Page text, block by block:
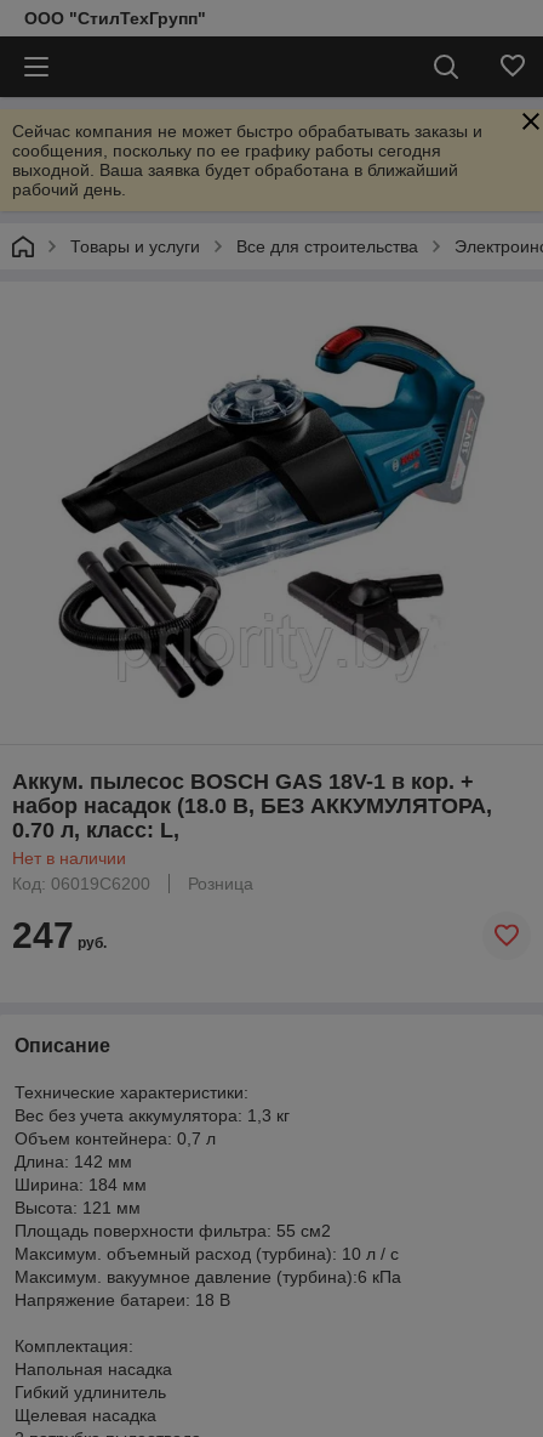
ООО "СтилТехГрупп"
Сейчас компания не может быстро обрабатывать заказы и
сообщения, поскольку по ее графику работы сегодня
выходной. Ваша заявка будет обработана в ближайший
рабочий день.
Товары и услуги Все для строительства
Аккум. пылесос BOSCH GAS 18V-1 в кор. +
набор насадок (18.0 В, БЕЗ АККУМУЛЯТОРА,
0.70 л, класс: L,
Нет в наличии
Код: 06019C6200
Розница
247 руб.
Описание
Технические характеристики:
Вес без учета аккумулятора: 1,3 кг
Объем контейнера: 0,7 л
Длина: 142 мм
Ширина: 184 мм
Высота: 121 мм
Площадь поверхности фильтра: 55 см2
Максимум. объемный расход (турбина): 10 л / с
Максимум. вакуумное давление (турбина):6 кПа
Напряжение батареи: 18 В
Комплектация:
Напольная насадка
Гибкий удлинитель
Щелевая насадка